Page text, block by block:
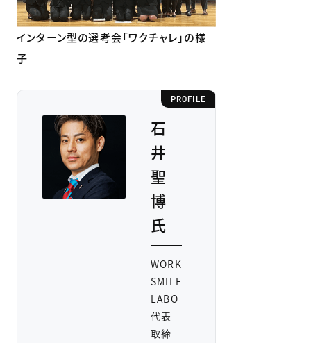
インターン型の選考会「ワクチャレ」の様
子
PROFILE
石
井
聖
博
氏
WORK
SMILE
LABO
代表
取締